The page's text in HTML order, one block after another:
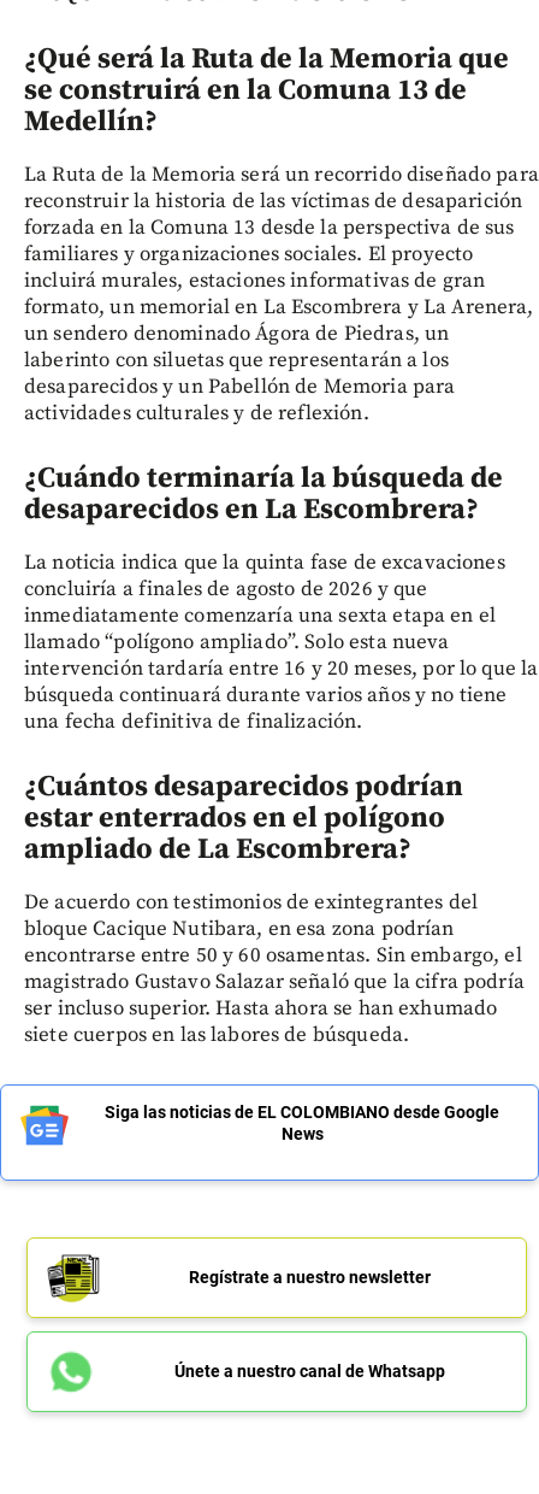
¿Qué será la Ruta de la Memoria que
se construirá en la Comuna 13 de
Medellín?
La Ruta de la Memoria será un recorrido diseñado para
reconstruir la historia de las víctimas de desaparición
forzada en la Comuna 13 desde la perspectiva de sus
familiares y organizaciones sociales. El proyecto
incluirá murales, estaciones informativas de gran
formato, un memorial en La Escombrera y La Arenera,
un sendero denominado Ágora de Piedras, un
laberinto con siluetas que representarán a los
desaparecidos y un Pabellón de Memoria para
actividades culturales y de reflexión.
¿Cuándo terminaría la búsqueda de
desaparecidos en La Escombrera?
La noticia indica que la quinta fase de excavaciones
concluiría a finales de agosto de 2026 y que
inmediatamente comenzaría una sexta etapa en el
llamado “polígono ampliado”. Solo esta nueva
intervención tardaría entre 16 y 20 meses, por lo que la
búsqueda continuará durante varios años y no tiene
una fecha definitiva de finalización.
¿Cuántos desaparecidos podrían
estar enterrados en el polígono
ampliado de La Escombrera?
De acuerdo con testimonios de exintegrantes del
bloque Cacique Nutibara, en esa zona podrían
encontrarse entre 50 y 60 osamentas. Sin embargo, el
magistrado Gustavo Salazar señaló que la cifra podría
ser incluso superior. Hasta ahora se han exhumado
siete cuerpos en las labores de búsqueda.
Siga las noticias de EL COLOMBIANO desde Google
News
Regístrate a nuestro newsletter
Únete a nuestro canal de Whatsapp